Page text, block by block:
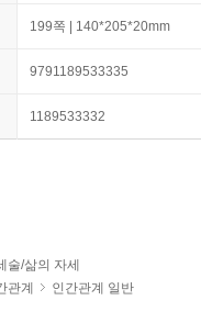
199쪽 | 140*205*20mm
9791189533335
1189533332
술/삶의 자세
관계 인간관계 일반